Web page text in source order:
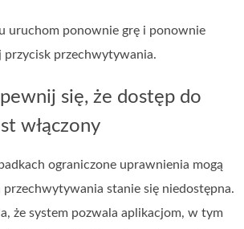
uruchom ponownie grę i ponownie
przycisk przechwytywania.
się, że dostęp do
włączony
ograniczone uprawnienia mogą
stanie się niedostępna.
że system pozwala aplikacjom, w tym